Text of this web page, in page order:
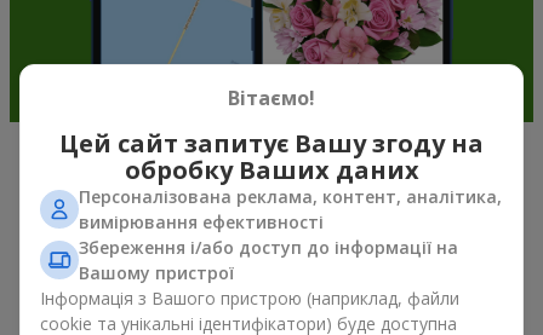
Подарункові корзини —
універсальний подарунок на будь-
яке свято
Якщо ви шукаєте універсальний подарунок, але часу
обмаль, у нас є для вас чудове перевірене рішення: ви
Вітаємо!
Цей сайт запитує Вашу згоду на
обробку Ваших даних
Персоналізована реклама, контент, аналітика,
вимірювання ефективності
Збереження і/або доступ до інформації на
Вашому пристрої
Інформація з Вашого пристрою (наприклад, файли
cookie та унікальні ідентифікатори) буде доступна